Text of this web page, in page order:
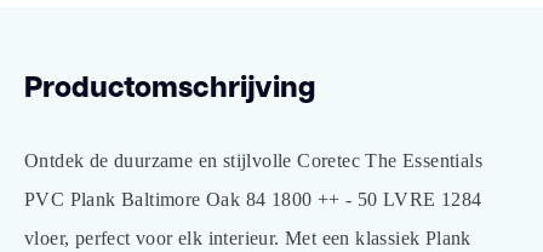
Productomschrijving
Ontdek de duurzame en stijlvolle Coretec The Essentials
PVC Plank Baltimore Oak 84 1800 ++ - 50 LVRE 1284
vloer, perfect voor elk interieur. Met een klassiek Plank